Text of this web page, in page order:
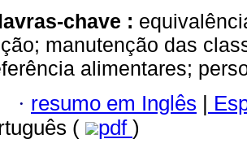
chave :
manutenção das
alimentares;
· resumo em Inglês |
(
pdf )